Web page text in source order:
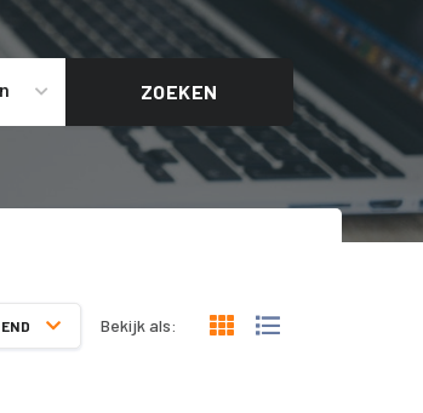
ZOEKEN
Bekijk als: